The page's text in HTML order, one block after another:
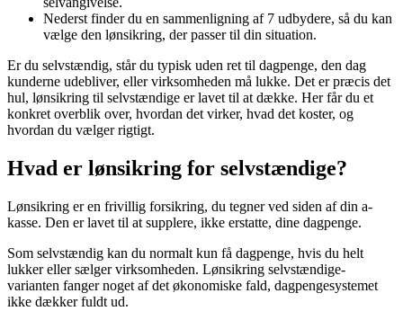
Nederst finder du en sammenligning af 7 udbydere, så du kan
vælge den lønsikring, der passer til din situation.
Er du selvstændig, står du typisk uden ret til dagpenge, den dag
kunderne udebliver, eller virksomheden må lukke. Det er præcis det
hul, lønsikring til selvstændige er lavet til at dække. Her får du et
konkret overblik over, hvordan det virker, hvad det koster, og
hvordan du vælger rigtigt.
Hvad er lønsikring for selvstændige?
Lønsikring er en frivillig forsikring, du tegner ved siden af din a-
kasse. Den er lavet til at supplere, ikke erstatte, dine dagpenge.
Som selvstændig kan du normalt kun få dagpenge, hvis du helt
lukker eller sælger virksomheden. Lønsikring selvstændige-
varianten fanger noget af det økonomiske fald, dagpengesystemet
ikke dækker fuldt ud.